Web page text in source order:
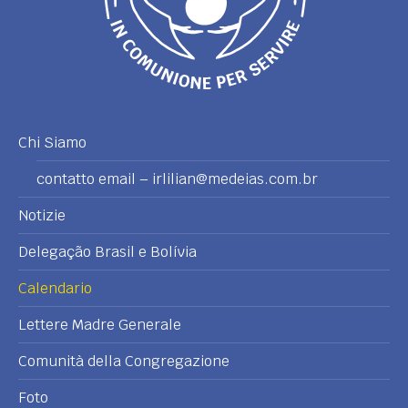
Chi Siamo
contatto email – irlilian@medeias.com.br
Notizie
Delegação Brasil e Bolívia
Calendario
Lettere Madre Generale
Comunità della Congregazione
Foto